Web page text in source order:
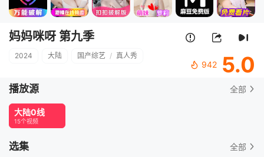
妈妈咪呀 第九季
2024 大陆 国产综艺 / 真人秀
942 5.0
播放源 全部
大陆0线
15个视频
选集 全部